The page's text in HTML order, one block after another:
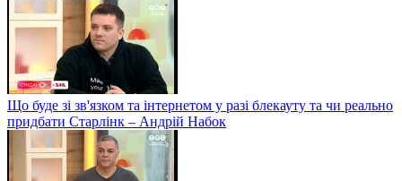
Що буде зі зв'язком та інтернетом у разі блекауту та чи реально
придбати Старлінк – Андрій Набок